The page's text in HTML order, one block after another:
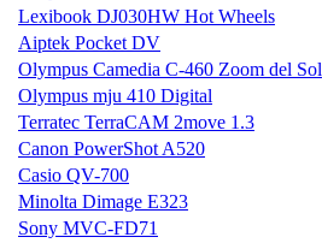
Lexibook DJ030HW Hot Wheels
Aiptek Pocket DV
Olympus Camedia C-460 Zoom del Sol
Olympus mju 410 Digital
Terratec TerraCAM 2move 1.3
Canon PowerShot A520
Casio QV-700
Minolta Dimage E323
Sony MVC-FD71